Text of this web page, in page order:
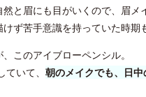
と眉にも目がいくので、眉メ
ず苦手意識を持っていた時期
このアイブローペンシル。
いて、 朝のメイクでも、日中